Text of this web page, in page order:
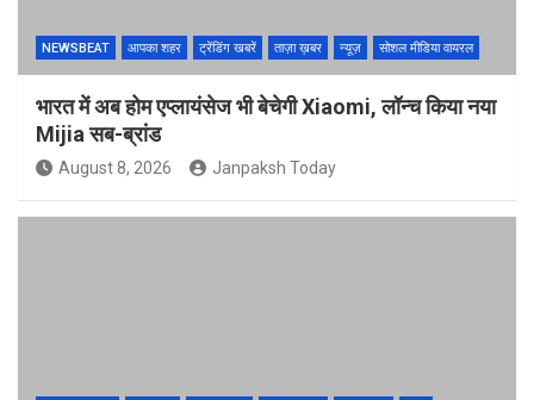
NEWSBEAT आपका शहर ट्रेंडिंग खबरें ताज़ा ख़बर न्यूज़ सोशल मीडिया वायरल
भारत में अब होम एप्लायंसेज भी बेचेगी Xiaomi, लॉन्च किया नया
Mijia सब-ब्रांड
August 8, 2026 Janpaksh Today